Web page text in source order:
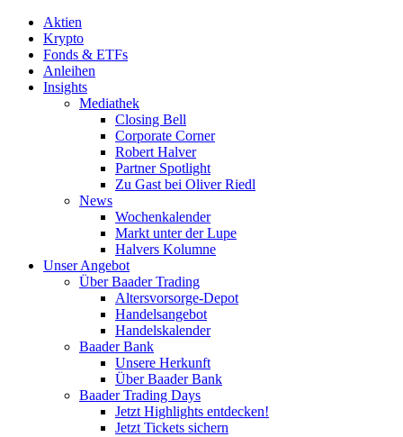
Aktien
Krypto
Fonds & ETFs
Anleihen
Insights
Mediathek
Closing Bell
Corporate Corner
Robert Halver
Partner Spotlight
Zu Gast bei Oliver Riedl
News
Wochenkalender
Markt unter der Lupe
Halvers Kolumne
Unser Angebot
Über Baader Trading
Altersvorsorge-Depot
Handelsangebot
Handelskalender
Baader Bank
Unsere Herkunft
Über Baader Bank
Baader Trading Days
Jetzt Highlights entdecken!
Jetzt Tickets sichern